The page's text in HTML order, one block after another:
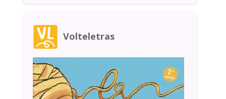
Volteletras